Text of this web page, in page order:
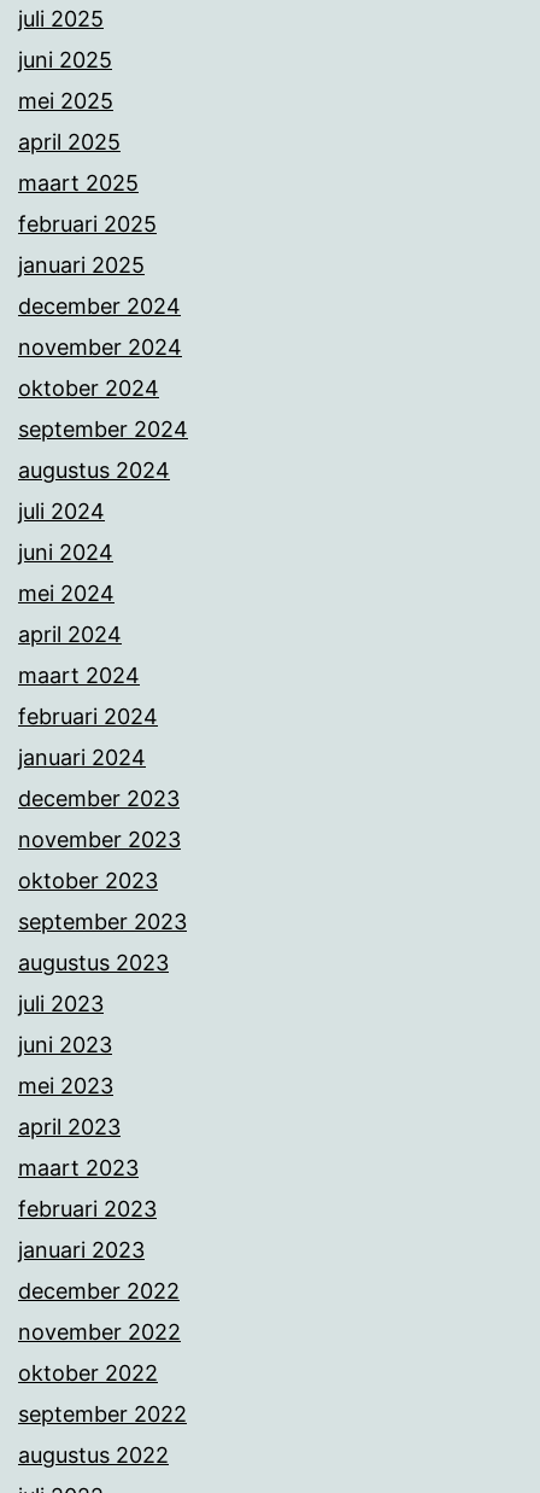
juli 2025
juni 2025
mei 2025
april 2025
maart 2025
februari 2025
januari 2025
december 2024
november 2024
oktober 2024
september 2024
augustus 2024
juli 2024
juni 2024
mei 2024
april 2024
maart 2024
februari 2024
januari 2024
december 2023
november 2023
oktober 2023
september 2023
augustus 2023
juli 2023
juni 2023
mei 2023
april 2023
maart 2023
februari 2023
januari 2023
december 2022
november 2022
oktober 2022
september 2022
augustus 2022